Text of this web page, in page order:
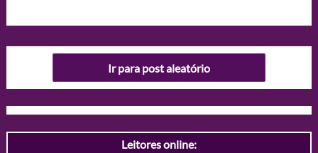
Ir para post aleatório
Leitores online: